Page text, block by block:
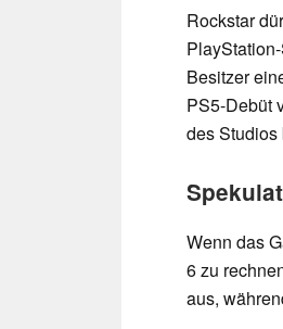
Rockstar
Besitzer
PS5-Debüt
des
Wenn das
6 zu
aus,